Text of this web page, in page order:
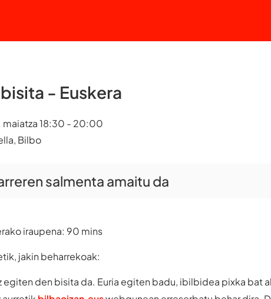
- Euskera
maiatza 18:30 - 20:00
Bilbo
salmenta amaitu da
iraupena: 90 mins
jakin beharrekoak:
egiten den bisita da. Euria egiten badu, ibilbidea pixka bat